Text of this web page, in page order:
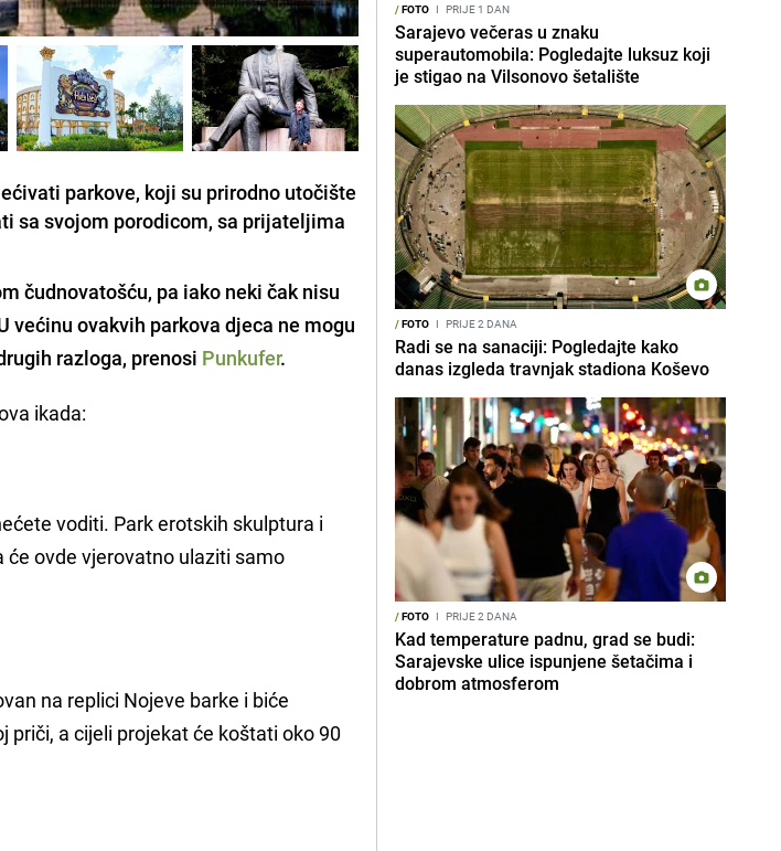
parkove, koji su prirodno utočište
sa svojom porodicom, sa prijateljima
čudnovatošću, pa iako neki čak nisu
ovakvih parkova djeca ne mogu
razloga, prenosi Punkufer.
ikada:
voditi. Park erotskih skulptura i
ovde vjerovatno ulaziti samo
na replici Nojeve barke i biće
priči, a cijeli projekat će koštati oko 90
/FOTO I PRIJE 1 DAN
Sarajevo večeras u znaku
superautomobila: Pogledajte luksuz koji
je stigao na Vilsonovo šetalište
/FOTO I PRIJE 2 DANA
Radi se na sanaciji: Pogledajte kako
danas izgleda travnjak stadiona Koševo
/FOTO I PRIJE 2 DANA
Kad temperature padnu, grad se budi:
Sarajevske ulice ispunjene šetačima i
dobrom atmosferom